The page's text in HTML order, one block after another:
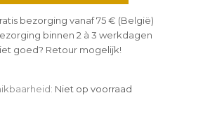
bezorging vanaf 75 € (België)
binnen 2 à 3 werkdagen
goed? Retour mogelijk!
Niet op voorraad